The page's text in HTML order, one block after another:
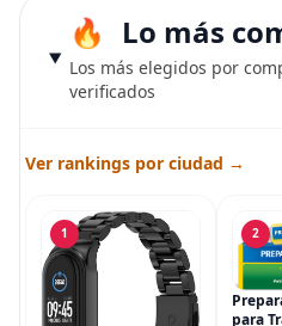
Lo más
Los más elegidos por
verificados
Ver rankings por ciudad →
1 2
para